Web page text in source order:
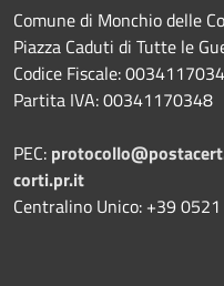
Comune di Monchio delle
Piazza Caduti di Tutte le
Codice Fiscale:
Partita IVA: 00341170348
PEC:
corti.pr.it
Centralino Unico: +39